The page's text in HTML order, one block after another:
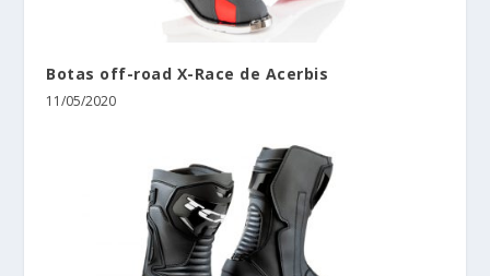
Botas off-road X-Race de Acerbis
11/05/2020